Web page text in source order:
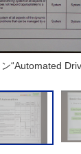
“Automated